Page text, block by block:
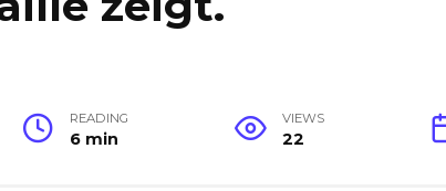
READING
6 min
VIEWS
22